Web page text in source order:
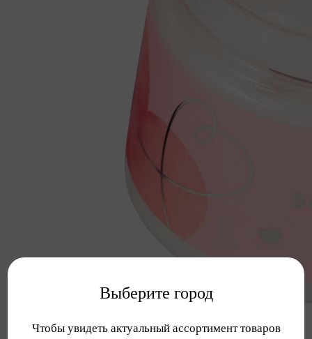
Выберите город
Чтобы увидеть актуальный ассортимент товаров